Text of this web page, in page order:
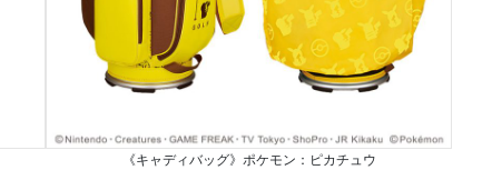
《キャディバッグ》ポケモン：ピカチュウ